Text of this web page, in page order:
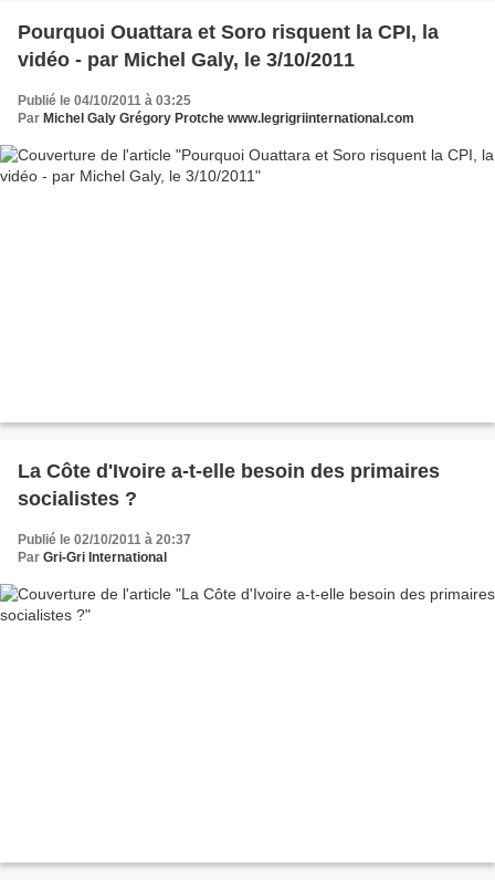
Pourquoi Ouattara et Soro risquent la CPI, la
vidéo - par Michel Galy, le 3/10/2011
Publié le 04/10/2011 à 03:25
Par Michel Galy Grégory Protche www.legrigriinternational.com
La Côte d'Ivoire a-t-elle besoin des primaires
socialistes ?
Publié le 02/10/2011 à 20:37
Par Gri-Gri International